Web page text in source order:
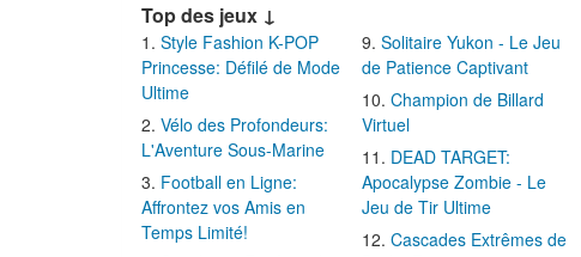
Top des jeux ↓
Style Fashion K-POP
Princesse: Défilé de Mode
Ultime
Vélo des Profondeurs:
L'Aventure Sous-Marine
Football en Ligne:
Affrontez vos Amis en
Temps Limité!
Solitaire Yukon - Le Jeu
de Patience Captivant
Champion de Billard
Virtuel
DEAD TARGET:
Apocalypse Zombie - Le
Jeu de Tir Ultime
Cascades Extrêmes de